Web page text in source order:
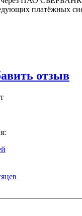
платёжных
отзыв